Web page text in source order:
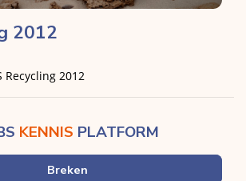
2012
Recycling 2012
KENNIS PLATFORM
Breken